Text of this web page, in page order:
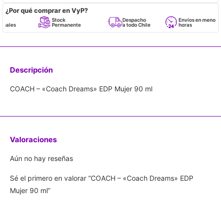
¿Por qué comprar en VyP?
Stock
Permanente
Despacho
a todo Chile
Envíos en menos de 24
horas
Descripción
COACH – «Coach Dreams» EDP Mujer 90 ml
Valoraciones
Aún no hay reseñas
Sé el primero en valorar “COACH – «Coach Dreams» EDP
Mujer 90 ml”